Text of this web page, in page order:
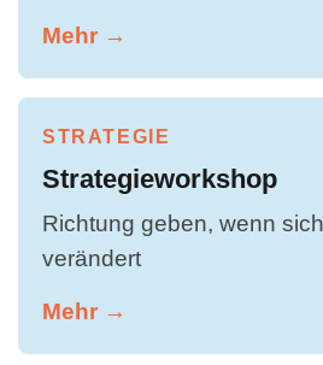
Mehr →
STRATEGIE
Strategieworkshop
Richtung geben, wenn
verändert
Mehr →